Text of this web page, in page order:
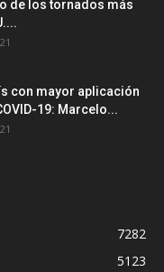
de los tornados más
con mayor aplicación
19: Marcelo...
7282
5123